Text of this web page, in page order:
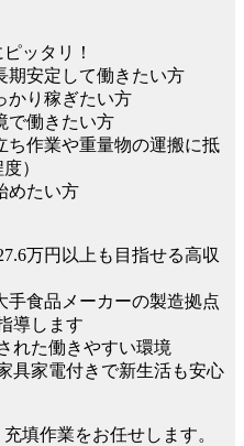
ッタリ！
期安定して働きたい方
かり稼ぎたい方
で働きたい方
ち作業や重量物の運搬に抵
）
めたい方
万円以上も目指せる高収
手食品メーカーの製造拠点
導します
れた働きやすい環境
具家電付きで新生活も安心
填作業をお任せします。